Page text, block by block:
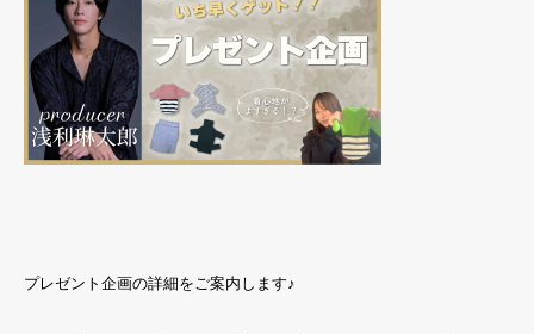
プレゼント企画の詳細をご案内します♪